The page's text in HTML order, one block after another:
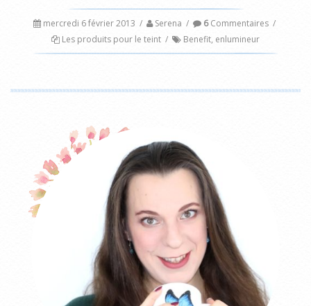
mercredi 6 février 2013 / Serena / 6Commentaires /
Les produits pour le teint / Benefit, enlumineur